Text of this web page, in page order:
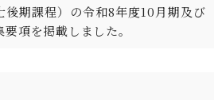
後期課程）の令和8年度10月期及び
項を掲載しました。